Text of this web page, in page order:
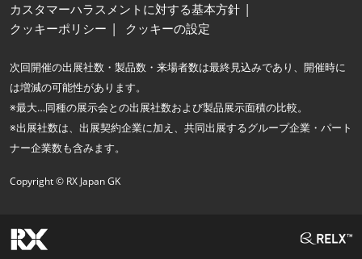
カスタマーハラスメントに対する基本方針
クッキーポリシー
クッキーの設定
次回開催の出展社数・製品数・来場者数は最終見込みであり、開催時に
は増減の可能性があります。
※最大…同種の展示会との出展社数および製品展示面積の比較。
※出展社数は、出展契約企業に加え、共同出展するグループ企業・パート
ナー企業数も含みます。
Copyright © RX Japan GK